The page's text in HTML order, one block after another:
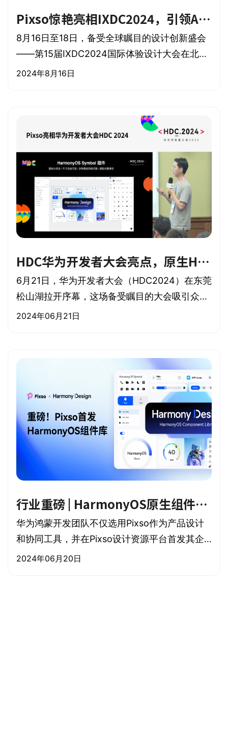
Pixso惊艳亮相IXDC2024，引领AI一体化办公新纪元！
8月16日至18日，备受全球瞩目的设计创新盛会
——第15届IXDC2024国际体验设计大会在北京
国家会议厅圆满落幕。
2024年8月16日
HDC华为开发者大会亮点，原生HarmoyOS系统首次发布于Pixso！
6月21日，华为开发者大会（HDC2024）在东莞
松山湖拉开序幕，这场备受瞩目的大会吸引众多
行业大咖、技术专家和全球开发者云集现场，共
2024年06月21日
行业重磅 | HarmonyOS原生组件库首发Pixso！
华为鸿蒙开发团队不仅选用Pixso作为产品设计
和协同工具，并在Pixso设计资源平台首发其企
业级设计系统「HarmonyOS组件库」
2024年06月20日